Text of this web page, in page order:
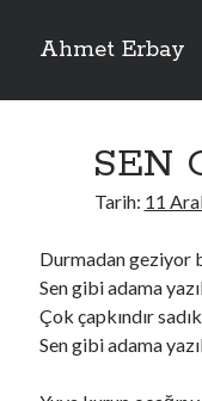
Ahmet Erbay
Yan
ELİF BENİ BIRAKMA
ÖLÜM GELSİN
DOĞRU YOLDAN
Son Yorumlar
SEN
Tarih: 11
Durmadan geziyor
Sen gibi adama
Çok çapkındır
Sen gibi adama